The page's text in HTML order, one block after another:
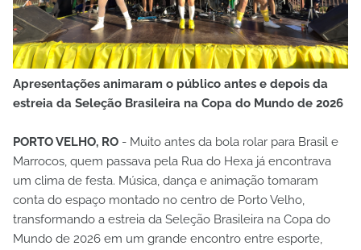
Apresentações animaram o público antes e depois da
estreia da Seleção Brasileira na Copa do Mundo de 2026
PORTO VELHO, RO - Muito antes da bola rolar para Brasil e
Marrocos, quem passava pela Rua do Hexa já encontrava
um clima de festa. Música, dança e animação tomaram
conta do espaço montado no centro de Porto Velho,
transformando a estreia da Seleção Brasileira na Copa do
Mundo de 2026 em um grande encontro entre esporte,